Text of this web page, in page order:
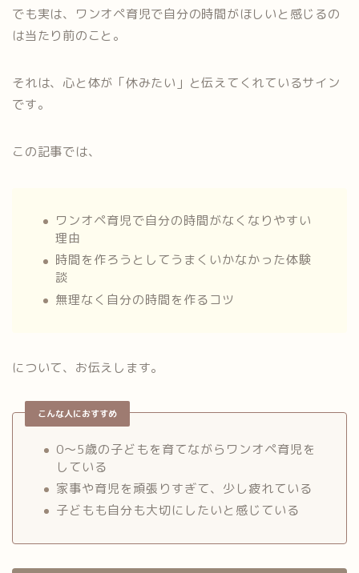
でも実は、ワンオペ育児で自分の時間がほしいと感じるの
は当たり前のこと。
それは、心と体が「休みたい」と伝えてくれているサイン
です。
この記事では、
ワンオペ育児で自分の時間がなくなりやすい
理由
時間を作ろうとしてうまくいかなかった体験
談
無理なく自分の時間を作るコツ
について、お伝えします。
こんな人におすすめ
0〜5歳の子どもを育てながらワンオペ育児を
している
家事や育児を頑張りすぎて、少し疲れている
子どもも自分も大切にしたいと感じている